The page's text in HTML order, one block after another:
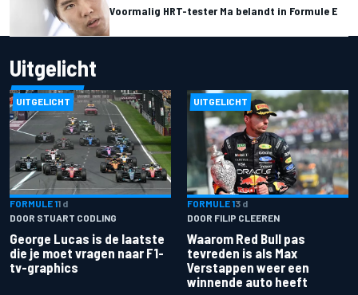
Voormalig HRT-tester Ma belandt in Formule E
Uitgelicht
UITGELICHT
FORMULE 11 d
DOOR STUART CODLING
George Lucas is de laatste
die je moet vragen naar F1-
tv-graphics
UITGELICHT
FORMULE 13 d
DOOR FILIP CLEEREN
Waarom Red Bull pas
tevreden is als Max
Verstappen weer een
winnende auto heeft